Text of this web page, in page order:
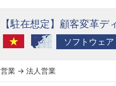
【駐在想定】顧客変革デ
ソフトウェ
営業 → 法人営業